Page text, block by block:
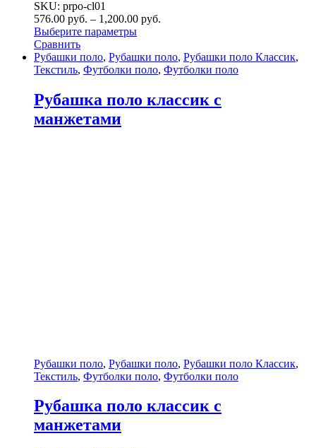
SKU: prpo-cl01
576.00 руб. – 1,200.00 руб.
Выберите параметры
Сравнить
Рубашки поло, Рубашки поло, Рубашки поло Классик,
Текстиль, Футболки поло, Футболки поло
Рубашка поло классик с
манжетами
Рубашки поло, Рубашки поло, Рубашки поло Классик,
Текстиль, Футболки поло, Футболки поло
Рубашка поло классик с
манжетами